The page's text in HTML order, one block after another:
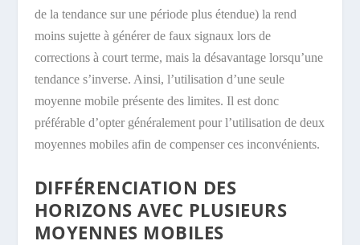
de la tendance sur une période plus étendue) la rend
moins sujette à générer de faux signaux lors de
corrections à court terme, mais la désavantage lorsqu’une
tendance s’inverse. Ainsi, l’utilisation d’une seule
moyenne mobile présente des limites. Il est donc
préférable d’opter généralement pour l’utilisation de deux
moyennes mobiles afin de compenser ces inconvénients.
DIFFÉRENCIATION DES
HORIZONS AVEC PLUSIEURS
MOYENNES MOBILES